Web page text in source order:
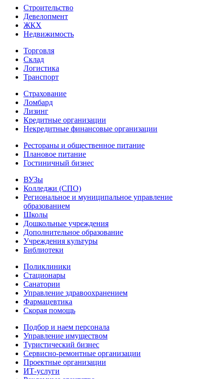
Строительство
Девелопмент
ЖКХ
Недвижимость
Торговля
Склад
Логистика
Транспорт
Страхование
Ломбард
Лизинг
Кредитные организации
Некредитные финансовые организации
Рестораны и общественное питание
Плановое питание
Гостиничный бизнес
ВУЗы
Колледжи (СПО)
Региональное и муниципальное управление
образованием
Школы
Дошкольные учреждения
Дополнительное образование
Учреждения культуры
Библиотеки
Поликлиники
Стационары
Санатории
Управление здравоохранением
Фармацевтика
Скорая помощь
Подбор и наем персонала
Управление имуществом
Туристический бизнес
Сервисно-ремонтные организации
Проектные организации
ИТ-услуги